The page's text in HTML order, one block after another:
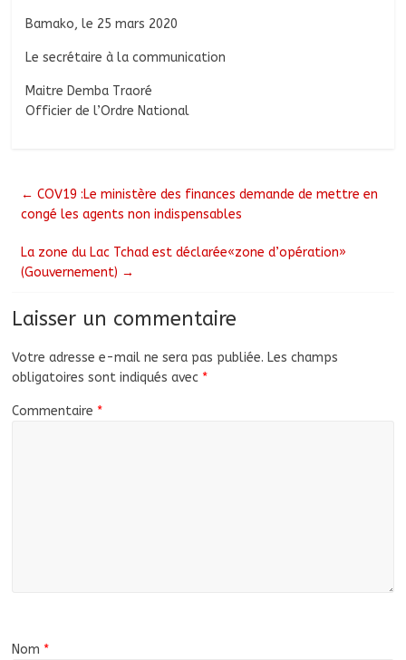
Bamako, le 25 mars 2020
Le secrétaire à la communication
Maitre Demba Traoré
Officier de l’Ordre National
← COV19 :Le ministère des finances demande de mettre en
congé les agents non indispensables
La zone du Lac Tchad est déclarée«zone d’opération»
(Gouvernement) →
Laisser un commentaire
Votre adresse e-mail ne sera pas publiée. Les champs
obligatoires sont indiqués avec *
Commentaire *
Nom *